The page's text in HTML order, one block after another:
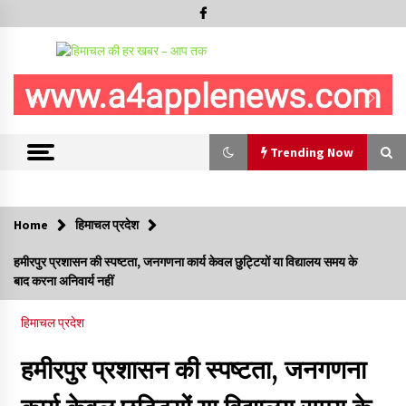
Trending Now
देवता जाख मंदिर रचोली में तीन दिवसीय “सावन मेला” देव विदाई के साथ
सम्पन्न
10/08/2026
Home हिमाचल प्रदेश
हमीरपुर प्रशासन की स्पष्टता, जनगणना कार्य केवल छुट्टियों या विद्यालय समय के
बाद करना अनिवार्य नहीं
हिमाचल प्रदेश
हमीरपुर प्रशासन की स्पष्टता, जनगणना